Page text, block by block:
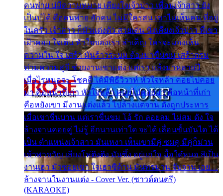
คนพ่าย บ่มีความหมาย เคียงใจเจ้าบ่าว เพื่อนเจ้าสาว ยัง
เป็นบ่ได้ คือคนพ่าย ฮักคน ไม่มีใครสน เขาไม่เห็นคน ที่อยู่
ในครัว เจ้าสาว ก็มัวแต่งตัว สวยเด่น นั่งเคียงเจ้าบ่าว ที่เขา
เฝ้าคอย ใจเต้น หัวใจของเรา ลำเค็ญ ใครจะมองเห็น
ความใน ใจ เศร้า มันร้าวระบม ต้องมาขื่นขม เศร้าตรม
ท่ามความสุขี ช่วยงานเขาแต่ง แต่เรา แล้งมาหลายปี
เมื่อไรหนอจะ โชคดี ได้มีพิธีวิวาห์ หัวใจหล้า คอยไปคอย
มา คือหน้าที่เก่า หัวใจหล้า คอยไปคอยมา คือหน้าที่เก่า
คือหยังเขา มีงานแต่งแล้ว ไปล้างแต่จาน ดั่งถูกประหาร
เมื่อเขาชื่นบาน แต่เราขื่นขม โอ้ รัก ลอยลม ไม่สม ดัง ใจ
ล้างจานคอยคู่ ไม่รู้ อีกนานเท่าใด จะได้ เลื่อนขั้นบันได ได้
เป็น ตำแหน่งเจ้าสาว มันเหงา เห็นเขามีคู่ ซมดู มีคู่ก็ม่วน
เข้าพาขวัญ เสียงโห่ตึงตึง มันซึ้ง อยู่แก่ใจ มื้อใด๋หนอ สิเป็น
งานเฮา มัวซอยเขา ใจเฮาซิด้าน มันทรมาน จับจาน เอย…
ล้างจานในงานแต่ง - Cover Ver. (ซาวด์ดนตรี)
(KARAOKE)